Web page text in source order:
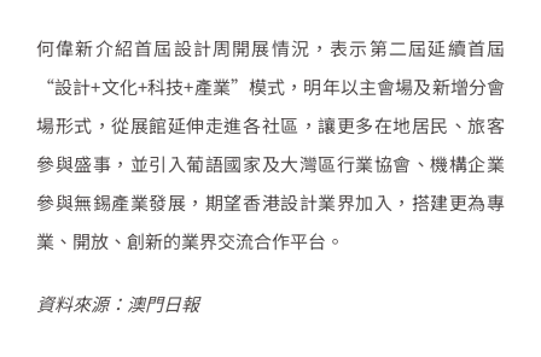
何偉新介紹首屆設計周開展情況，表示第二屆延續首屆
“設計+文化+科技+產業”模式，明年以主會場及新增分會
場形式，從展館延伸走進各社區，讓更多在地居民、旅客
參與盛事，並引入葡語國家及大灣區行業協會、機構企業
參與無錫產業發展，期望香港設計業界加入，搭建更為專
業、開放、創新的業界交流合作平台。
資料來源：澳門日報